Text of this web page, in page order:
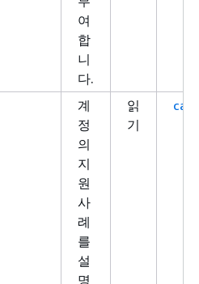
여
합
니
다.
계
정
의
지
원
사
례
를
설
명
읽
기